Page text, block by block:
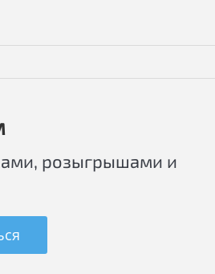
розыгрышами и